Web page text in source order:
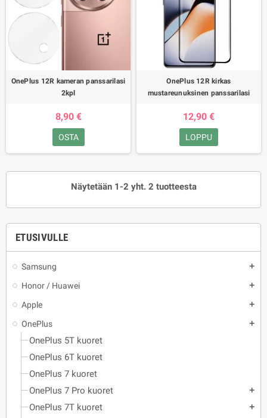
ETUSIVULLE
Samsung add
Honor / Huawei add
Apple add
OnePlus add
OnePlus 5T kuoret
OnePlus 6T kuoret
OnePlus 7 kuoret
OnePlus 7 Pro kuoret
add
OnePlus 7T kuoret add
OnePlus 12R kameran panssarilasi
2kpl
8,90 €
OSTA
OnePlus 12R kirkas
mustareunuksinen panssarilasi
12,90 €
LOPPU
Näytetään 1-2 yht. 2 tuotteesta